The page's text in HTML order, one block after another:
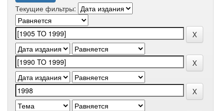
Текущие фильтры: